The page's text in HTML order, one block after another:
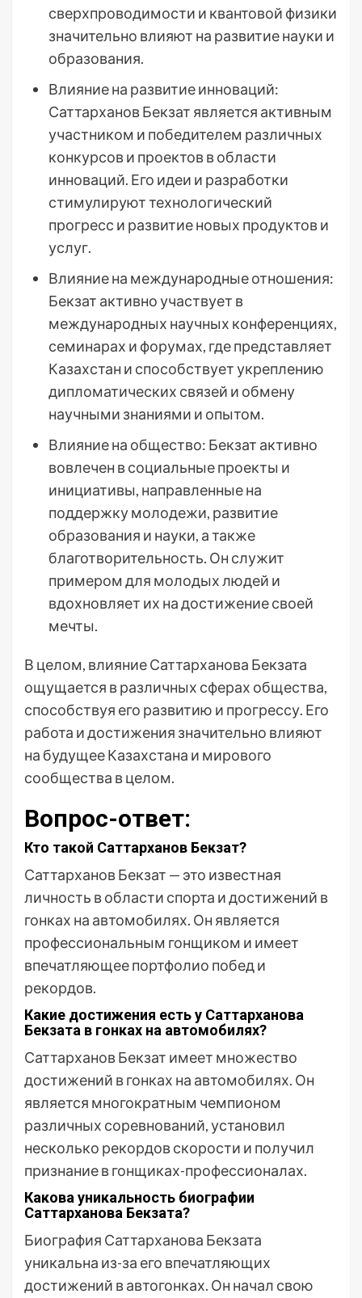
сверхпроводимости и квантовой физики
значительно влияют на развитие науки и
образования.
Влияние на развитие инноваций:
Саттарханов Бекзат является активным
участником и победителем различных
конкурсов и проектов в области
инноваций. Его идеи и разработки
стимулируют технологический
прогресс и развитие новых продуктов и
услуг.
Влияние на международные отношения:
Бекзат активно участвует в
международных научных конференциях,
семинарах и форумах, где представляет
Казахстан и способствует укреплению
дипломатических связей и обмену
научными знаниями и опытом.
Влияние на общество: Бекзат активно
вовлечен в социальные проекты и
инициативы, направленные на
поддержку молодежи, развитие
образования и науки, а также
благотворительность. Он служит
примером для молодых людей и
вдохновляет их на достижение своей
мечты.
В целом, влияние Саттарханова Бекзата
ощущается в различных сферах общества,
способствуя его развитию и прогрессу. Его
работа и достижения значительно влияют
на будущее Казахстана и мирового
сообщества в целом.
Вопрос-ответ:
Кто такой Саттарханов Бекзат?
Саттарханов Бекзат — это известная
личность в области спорта и достижений в
гонках на автомобилях. Он является
профессиональным гонщиком и имеет
впечатляющее портфолио побед и
рекордов.
Какие достижения есть у Саттарханова
Бекзата в гонках на автомобилях?
Саттарханов Бекзат имеет множество
достижений в гонках на автомобилях. Он
является многократным чемпионом
различных соревнований, установил
несколько рекордов скорости и получил
признание в гонщиках-профессионалах.
Какова уникальность биографии
Саттарханова Бекзата?
Биография Саттарханова Бекзата
уникальна из-за его впечатляющих
достижений в автогонках. Он начал свою